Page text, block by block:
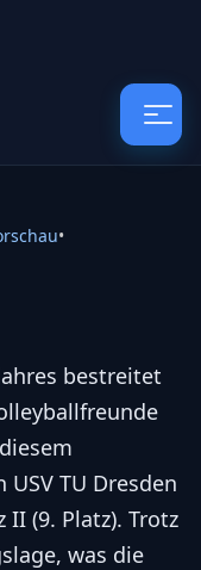
•
bestreitet
TU Dresden
II (9. Platz). Trotz
was die